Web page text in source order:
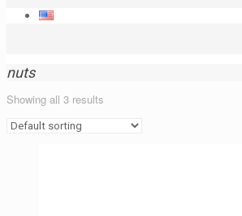
nuts
Showing all 3 results